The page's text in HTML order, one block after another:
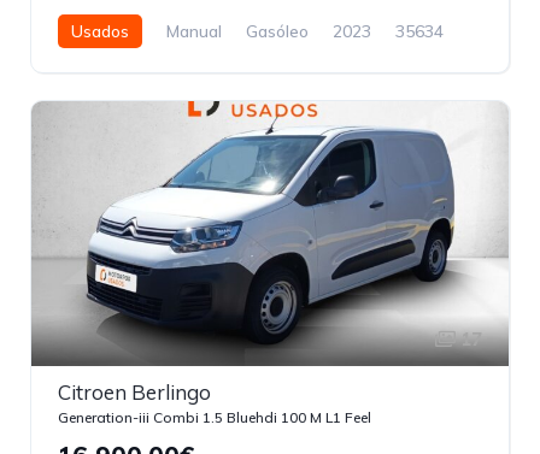
Usados Manual Gasóleo 2023
35634
17
Citroen Berlingo
Generation-iii Combi 1.5 Bluehdi 100 M L1 Feel